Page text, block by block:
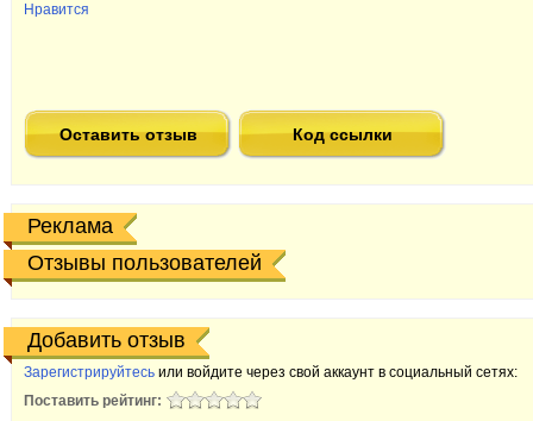
Нравится
Оставить отзыв Код ссылки
Реклама
Отзывы пользователей
Добавить отзыв
Зарегистрируйтесь или войдите через свой аккаунт в социальный сетях:
Поставить рейтинг: